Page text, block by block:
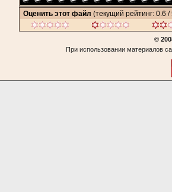
Оценить этот файл (текущий рейтинг: 0.6 /
©
При использовании материалов